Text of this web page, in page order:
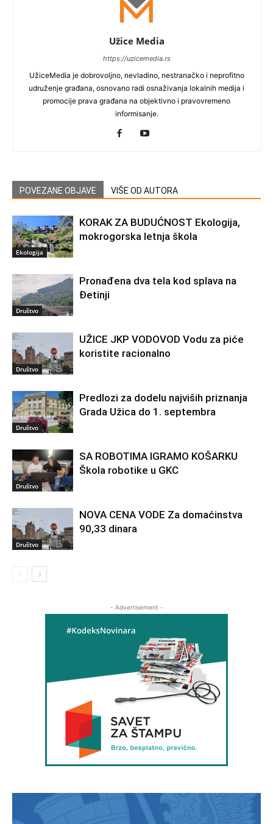
Užice Media
https://uzicemedia.rs
UžiceMedia je dobrovoljno, nevladino, nestranačko i neprofitno
udruženje građana, osnovano radi osnaživanja lokalnih medija i
promocije prava građana na objektivno i pravovremeno
informisanje.
POVEZANE OBJAVE VIŠE OD AUTORA
Ekologija
KORAK ZA BUDUĆNOST Ekologija,
mokrogorska letnja škola
Društvo
Pronađena dva tela kod splava na
Đetinji
Društvo
UŽICE JKP VODOVOD Vodu za piće
koristite racionalno
Društvo
Predlozi za dodelu najviših priznanja
Grada Užica do 1. septembra
Društvo
SA ROBOTIMA IGRAMO KOŠARKU
Škola robotike u GKC
Društvo
NOVA CENA VODE Za domaćinstva
90,33 dinara
- Advertisement -